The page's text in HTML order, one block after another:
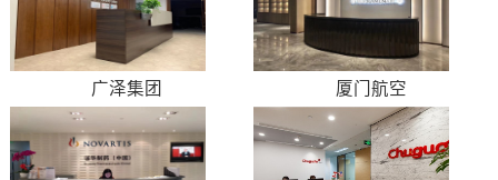
广泽集团 厦门航空